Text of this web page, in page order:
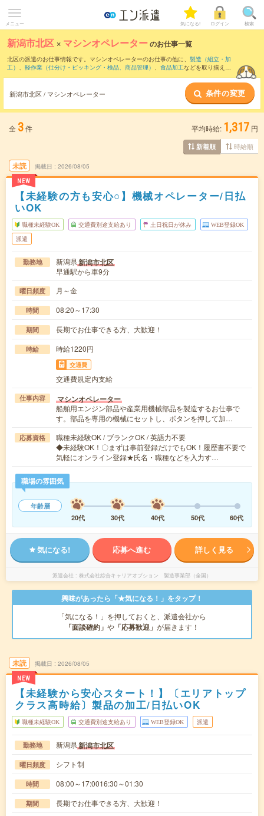
メニュー 気になる! ログイン 検索
新潟市北区 × マシンオペレーターのお仕事一覧
北区の派遣のお仕事情報です。マシンオペレーターのお仕事の他に、 製造（組立・加
工） 、 軽作業（仕分け・ピッキング・検品、商品管理） 、 食品加工などを取り揃えて
マシンオペレーターのお仕事とは？とは？
新潟市北区 / マシンオペレーター 条件の変更
全 3件 平均時給: 1,317 円
新着順 時給順
未読
NEW
掲載日 2026/08/05
【未経験の方も安心○】機械オペレーター/日払
いOK
職種未経験OK 交通費別途支給あり 土日祝日が休み WEB登録OK
派遣
勤務地 新潟県新潟市北区
早通駅から車9分
曜日頻度 月～金
時間 08:20～17:30
期間 長期でお仕事できる方、大歓迎！
時給 時給1220円
交通費
交通費規定内支給
仕事内容 マシンオペレーター
船舶用エンジン部品や産業用機械部品を製造するお仕事で
す。部品を専用の機械にセットし、ボタンを押して加…
応募資格
職種未経験OK / ブランクOK / 英語力不要
◆未経験OK！〇まずは事前登録だけでもOK！履歴書不要で
気軽にオンライン登録★氏名・職種などを入力す…
職場の雰囲気
年齢層
20代
30代 40代 50代 60代
気になる! 応募へ進む 詳しく見る
派遣会社 株式会社綜合キャリアオプション 製造事業部（全国）
興味があったら「★気になる！」をタップ！
「気になる！」を押しておくと、派遣会社から
「面談確約」 や 「応募歓迎」 が届きます！
未読
NEW
掲載日 2026/08/05
【未経験から安心スタート！】〔エリアトップ
クラス高時給〕製品の加工/日払いOK
職種未経験OK 交通費別途支給あり WEB登録OK 派遣
勤務地 新潟県新潟市北区
曜日頻度 シフト制
時間 08:00～17:0016:30～01:30
期間 長期でお仕事できる方、大歓迎！